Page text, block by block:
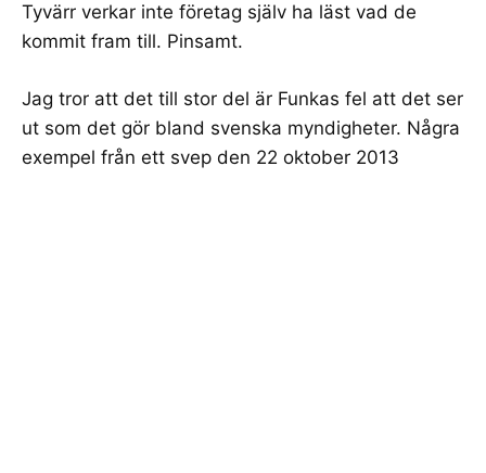
Tyvärr verkar inte företag själv ha läst vad de
kommit fram till. Pinsamt.
Jag tror att det till stor del är Funkas fel att det ser
ut som det gör bland svenska myndigheter. Några
exempel från ett svep den 22 oktober 2013